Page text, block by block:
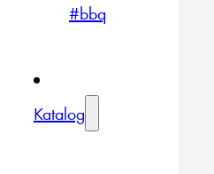
#bbq
Katalog